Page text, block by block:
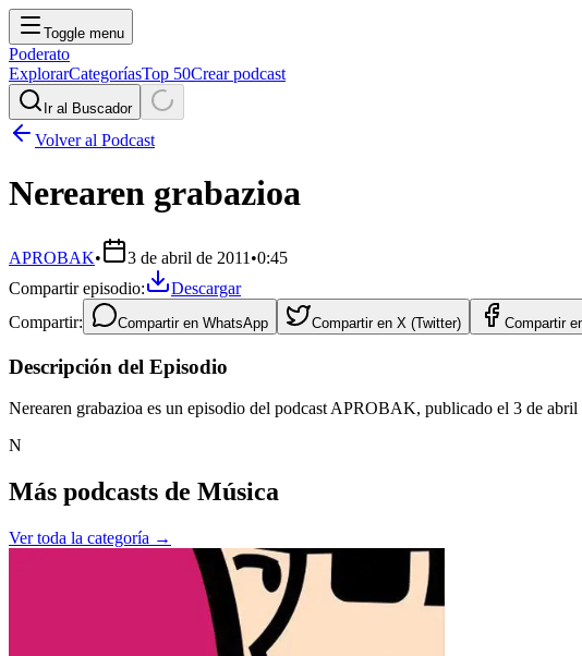
Toggle menu
Poderato
ExplorarCategoríasTop 50Crear podcast
Ir al Buscador
Volver al Podcast
Nerearen grabazioa
APROBAK• 3 de abril de 2011 •0:45
Compartir episodio:
Descargar
Compartir:
Compartir en WhatsApp Compartir en X (Twitter) Compartir
Descripción del Episodio
Nerearen grabazioa es un episodio del podcast APROBAK, publicado el 3 de
N
Más podcasts de Música
Ver toda la categoría →